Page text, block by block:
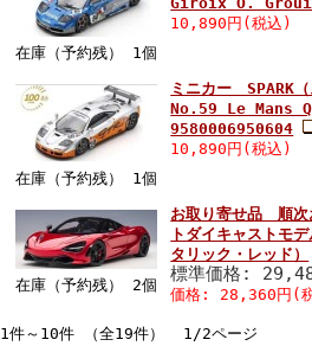
在庫（予約残） 1個
10,890円(税込)
在庫（予約残） 1個
ミニカー
No.59 Le Mans
9580006950604
10,890円(税込)
在庫（予約残） 2個
お取り寄せ品 順
トダイキャスト
タリック・レッド）
標準価格:
価格: 28,360円(
1件～10件 （全19件） 1/2ページ